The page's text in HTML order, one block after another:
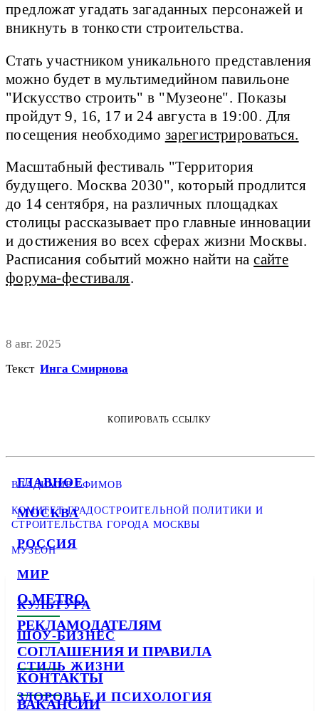
ГЛАВНОЕ
МОСКВА
РОССИЯ
МИР
КУЛЬТУРА
ШОУ-БИЗНЕС
СТИЛЬ ЖИЗНИ
ЗДОРОВЬЕ И ПСИХОЛОГИЯ
предложат угадать загаданных персонажей и
вникнуть в тонкости строительства.
Стать участником уникального представления
можно будет в мультимедийном павильоне
"Искусство строить" в "Музеоне". Показы
пройдут 9, 16, 17 и 24 августа в 19:00. Для
посещения необходимо зарегистрироваться.
Масштабный фестиваль "Территория
будущего. Москва 2030", который продлится
до 14 сентября, на различных площадках
столицы рассказывает про главные инновации
и достижения во всех сферах жизни Москвы.
Расписания событий можно найти насайте
форума-фестиваля.
8 авг. 2025
Текст Инга Смирнова
КОПИРОВАТЬ ССЫЛКУ
ВЛАДИМИР ЕФИМОВ
КОМИТЕТ ГРАДОСТРОИТЕЛЬНОЙ ПОЛИТИКИ И
СТРОИТЕЛЬСТВА ГОРОДА МОСКВЫ
МУЗЕОН
О METRO
РЕКЛАМОДАТЕЛЯМ
СОГЛАШЕНИЯ И ПРАВИЛА
КОНТАКТЫ
ВАКАНСИИ